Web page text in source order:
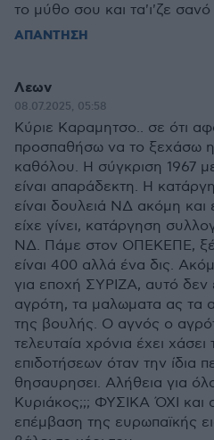
το μύθο σου και τα'ι'ζε σανό
ΑΠΑΝΤΗΣΗ
Λεων
08.07.2025, 05:58
Κύριε Καραμητσο.. σε ότι
προσπαθήσω να το ξεχάσω
καθόλου. Η σύγκριση 1967
είναι απαράδεκτη. Η
είναι δουλειά ΝΔ ακόμη και
είχε γίνει, κατάργηση
ΝΔ. Πάμε στον ΟΠΕΚΕΠΕ,
είναι 400 αλλά ένα δις.
για εποχή ΣΥΡΙΖΑ, αυτό δεν
αγρότη, τα μαλωματα ας τα
της βουλής. Ο αγνός ο
τελευταία χρόνια έχει
επιδοτήσεων όταν την ίδια
θησαυρησει. Αλήθεια για
Κυριάκος;;; ΦΥΣΙΚΑ ΌΧΙ και
επέμβαση της ευρωπαϊκής